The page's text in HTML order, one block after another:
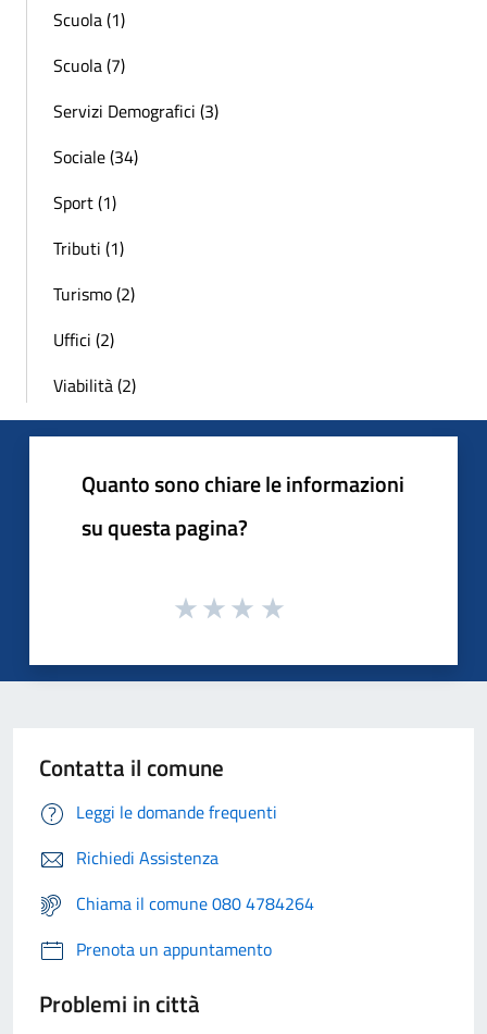
Scuola (1)
Scuola (7)
Servizi Demografici (3)
Sociale (34)
Sport (1)
Tributi (1)
Turismo (2)
Uffici (2)
Viabilità (2)
Quanto sono chiare le informazioni
su questa pagina?
Contatta il comune
Leggi le domande frequenti
Richiedi Assistenza
Chiama il comune 080 4784264
Prenota un appuntamento
Problemi in città